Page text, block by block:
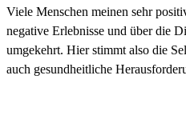
Viele Menschen meinen sehr
negative Erlebnisse und über die
umgekehrt. Hier stimmt also die
auch gesundheitliche